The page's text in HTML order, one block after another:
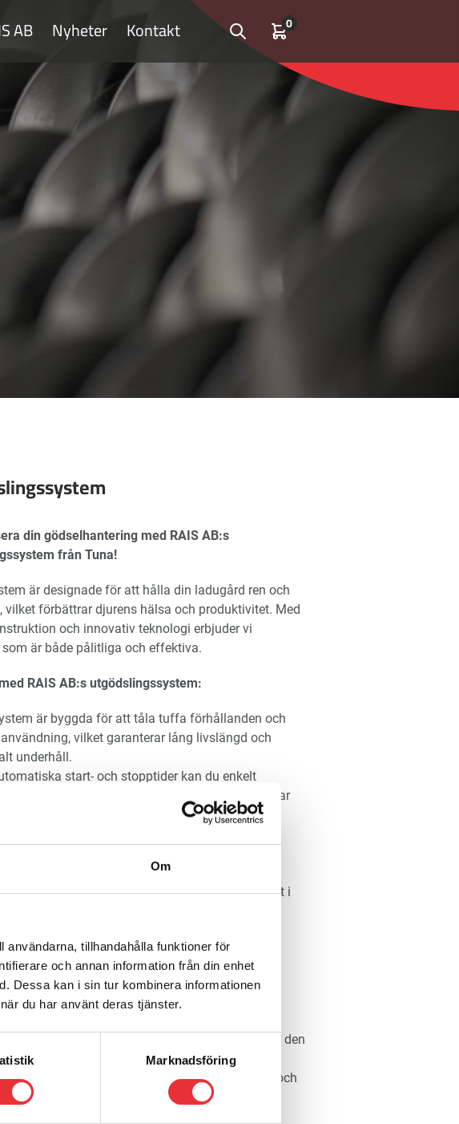
Om
tillhandahålla funktioner för
och annan information från din enhet
Dessa kan i sin tur kombinera informationen
du har använt deras tjänster.
Marknadsföring
AB Nyheter Kontakt Open search
Kundvagn
0
din gödselhantering med RAIS AB:s
från Tuna!
är designade för att hålla din ladugård ren och
vilket förbättrar djurens hälsa och produktivitet. Med
och innovativ teknologi erbjuder vi
är både pålitliga och effektiva.
RAIS AB:s utgödslingssystem:
är byggda för att tåla tuffa förhållanden och
vilket garanterar lång livslängd och
underhåll.
start- och stopptider kan du enkelt
rengöringen av skrapgångarna, vilket sparar
och lämpliga för olika ladugårdar.
är designade med djurens säkerhet i
nere samtidigt som de är miljövänliga.
RAIS AB?
professionell rådgivning och support för att hitta den
för ditt behov.
efter att ge våra kunder de bästa produkterna och
med snabb leverans och pålitlig service.